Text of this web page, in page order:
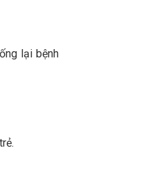
lại bệnh